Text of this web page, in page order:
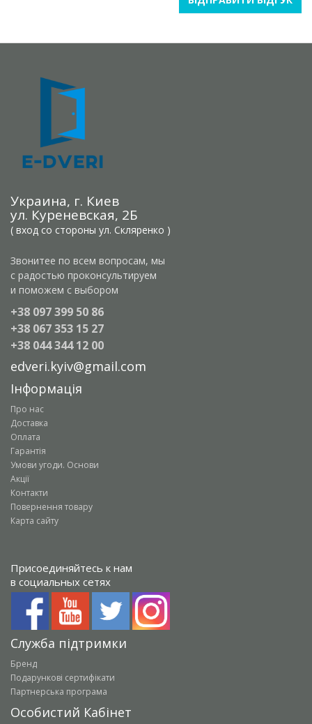
Украина, г. Киев
ул. Куреневская, 2Б
( вход со стороны ул. Скляренко )
Звонитее по всем вопросам, мы
с радостью проконсультируем
и поможем с выбором
+38 097 399 50 86
+38 067 353 15 27
+38 044 344 12 00
edveri.kyiv@gmail.com
Інформація
Про нас
Доставка
Оплата
Гарантія
Умови угоди. Основи
Акції
Контакти
Повернення товару
Карта сайту
Присоединяйтесь к нам
в социальных сетях
Служба підтримки
Бренд
Подарункові сертифікати
Партнерська програма
Особистий Кабінет